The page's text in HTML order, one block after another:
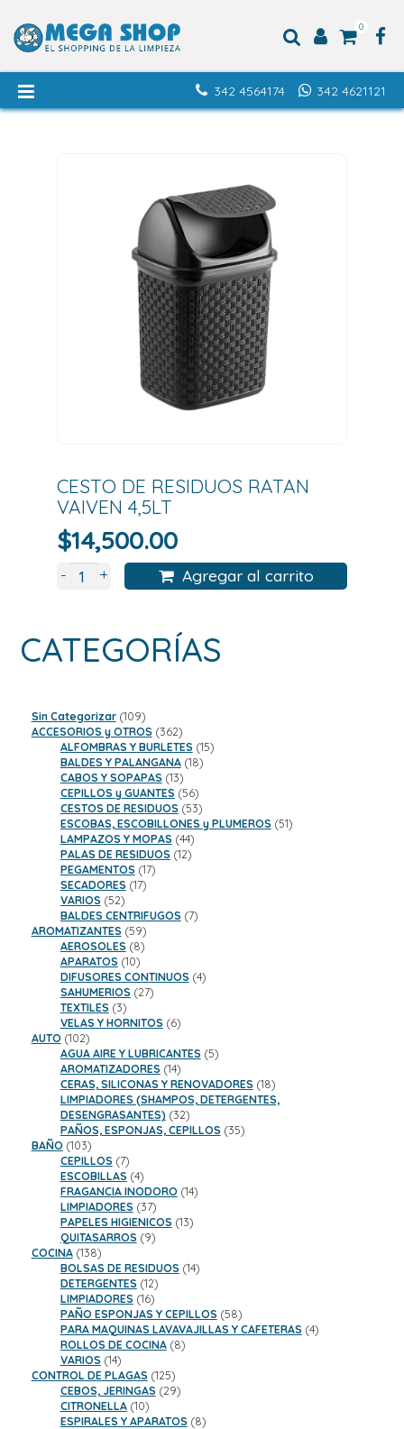
0
342 4621121
342 4564174
CESTO DE RESIDUOS RATAN
VAIVEN 4,5LT
$14,500.00
- + Agregar al carrito
CATEGORÍAS
Sin Categorizar 109109
productos
ACCESORIOS y OTROS 362362
productos
ALFOMBRAS Y BURLETES 1515
BALDES Y PALANGANA 1818
CABOS Y SOPAPAS 1313
productos
CEPILLOS y GUANTES 5656
productos
CESTOS DE RESIDUOS 5353
productos
ESCOBAS, ESCOBILLONES y PLUMEROS 5151
LAMPAZOS Y MOPAS 4444
productos
PALAS DE RESIDUOS 1212
PEGAMENTOS 1717
SECADORES 1717
VARIOS 5252
productos
BALDES CENTRIFUGOS 77
AROMATIZANTES 5959
productos
AEROSOLES 88
productos
APARATOS 1010
productos
DIFUSORES CONTINUOS 44
SAHUMERIOS 2727
TEXTILES 33
productos
VELAS Y HORNITOS 66
AUTO 102102
productos
AGUA AIRE Y LUBRICANTES 55
AROMATIZADORES 1414
productos
CERAS, SILICONAS Y RENOVADORES 1818
productos
LIMPIADORES (SHAMPOS, DETERGENTES,
DESENGRASANTES) 3232
productos
PAÑOS, ESPONJAS, CEPILLOS 3535
BAÑO 103103
productos
CEPILLOS 77
productos
ESCOBILLAS 44
productos
FRAGANCIA INODORO 1414
LIMPIADORES 3737
productos
PAPELES HIGIENICOS 1313
QUITASARROS 99
COCINA 138138
productos
BOLSAS DE RESIDUOS 1414
DETERGENTES 1212
productos
LIMPIADORES 1616
productos
PAÑO ESPONJAS Y CEPILLOS 5858
productos
PARA MAQUINAS LAVAVAJILLAS Y CAFETERAS 44
ROLLOS DE COCINA 88
VARIOS 1414
productos
CONTROL DE PLAGAS 125125
productos
CEBOS, JERINGAS 2929
CITRONELLA 1010
productos
ESPIRALES Y APARATOS 88